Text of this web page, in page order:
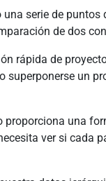
serie de puntos
de dos
rápida de
superponerse un
una
ver si cada